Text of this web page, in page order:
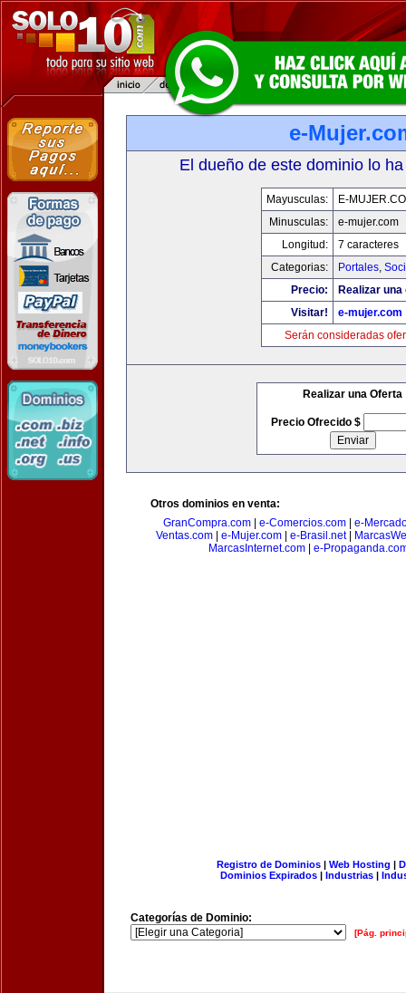
e-
El dueño de este dominio lo
Mayusculas:
E-
Minusculas:
e-mujer.com
Longitud:
7 caracteres
Categorias:
Portales,
Precio:
Realizar
Visitar!
e-mujer.com
Serán consideradas
Realizar una Oferta
Precio Ofrecido $
Otros dominios en venta:
GranCompra.com
e-Comercios.com
e-
Ventas.com| e-Mujer.com| e-Brasil.net|
MarcasInternet.com
e-
Registro de Dominios| Web Hosting |
Dominios Expirados | Industrias |
Categorías de Dominio:
[Pág.